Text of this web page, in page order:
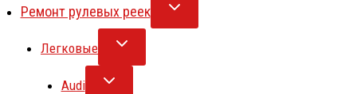
Ремонт рулевых реек
Легковые
Audi